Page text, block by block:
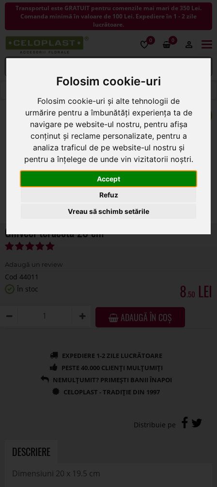
Folosim cookie-uri
Folosim cookie-uri și alte tehnologii de
urmărire pentru a îmbunătăți experiența ta de
navigare pe website-ul nostru, pentru afișa
conținut și reclame personalizate, pentru a
analiza traficul de pe website-ul nostru și
pentru a înțelege de unde vin vizitatorii noștri.
Accept
Refuz
Vreau să schimb setările
Transportul este GRATUIT pentru comenzile mai mari de 350 Lei.
Comanda minimă în valoare de 100 Lei. Expediere în 1 - 2 zile
lucrătoare.
0 0
Ghiveci teracota 20 cm
Cod 44011
În stoc
8.50
ADAUGĂ ÎN COȘ
DESCRIERE
Dimensiuni 20 x 19.5 cm